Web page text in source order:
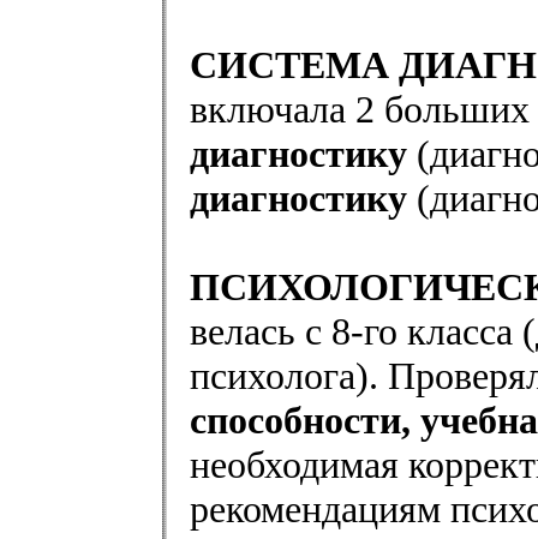
СИСТЕМА
включала 2
диагностику
диагностику
велась с 8-го
психолога).
способности,
необходимая
рекомендациям